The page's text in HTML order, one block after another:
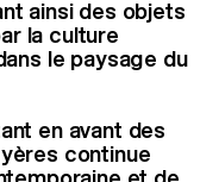
ainsi des objets
la culture
le paysage du
en avant des
continue